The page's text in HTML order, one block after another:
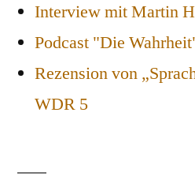
Interview mit Martin
Podcast "Die
Rezension von
WDR 5